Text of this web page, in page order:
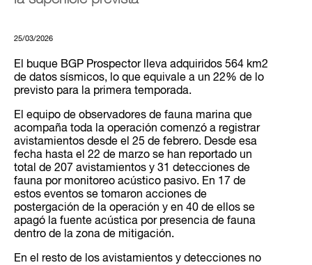
25/03/2026
El buque BGP Prospector lleva adquiridos 564 km2
de datos sísmicos, lo que equivale a un 22% de lo
previsto para la primera temporada.
El equipo de observadores de fauna marina que
acompaña toda la operación comenzó a registrar
avistamientos desde el 25 de febrero. Desde esa
fecha hasta el 22 de marzo se han reportado un
total de 207 avistamientos y 31 detecciones de
fauna por monitoreo acústico pasivo. En 17 de
estos eventos se tomaron acciones de
postergación de la operación y en 40 de ellos se
apagó la fuente acústica por presencia de fauna
dentro de la zona de mitigación.
En el resto de los avistamientos y detecciones no